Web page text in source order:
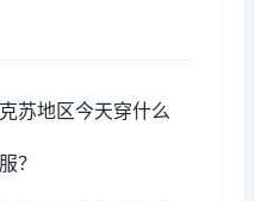
苏地区今天穿什么
？